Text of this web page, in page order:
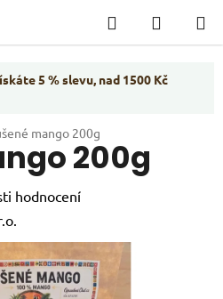
Hledat
KOŠÍK
5 % slevu, nad 1500 Kč
mango 200g
200g
hodnocení